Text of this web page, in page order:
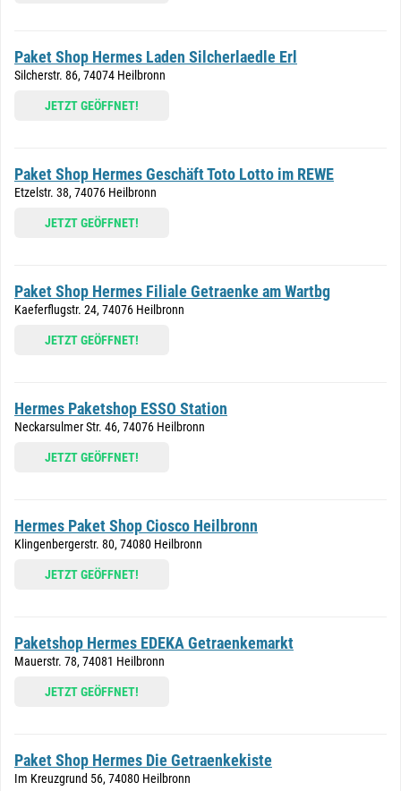
Paket Shop Hermes Laden Silcherlaedle Erl
Silcherstr. 86, 74074 Heilbronn
JETZT GEÖFFNET!
Paket Shop Hermes Geschäft Toto Lotto im REWE
Etzelstr. 38, 74076 Heilbronn
JETZT GEÖFFNET!
Paket Shop Hermes Filiale Getraenke am Wartbg
Kaeferflugstr. 24, 74076 Heilbronn
JETZT GEÖFFNET!
Hermes Paketshop ESSO Station
Neckarsulmer Str. 46, 74076 Heilbronn
JETZT GEÖFFNET!
Hermes Paket Shop Ciosco Heilbronn
Klingenbergerstr. 80, 74080 Heilbronn
JETZT GEÖFFNET!
Paketshop Hermes EDEKA Getraenkemarkt
Mauerstr. 78, 74081 Heilbronn
JETZT GEÖFFNET!
Paket Shop Hermes Die Getraenkekiste
Im Kreuzgrund 56, 74080 Heilbronn